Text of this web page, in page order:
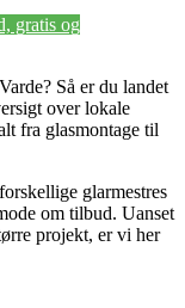
gratis og
Så er du landet
over lokale
fra glasmontage til
glarmestres
om tilbud. Uanset
projekt, er vi her